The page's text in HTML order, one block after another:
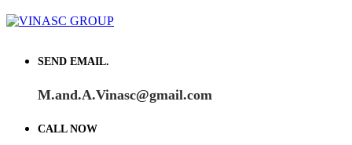
SEND EMAIL.
M.and.A.Vinasc@gmail.com
CALL NOW